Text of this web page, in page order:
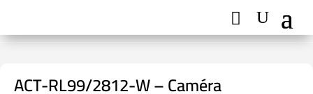
ACT-RL99/2812-W – Caméra